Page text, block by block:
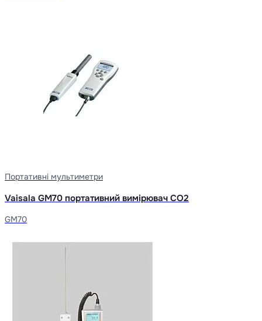
Портативні мультиметри
Vaisala GM70 портативний вимірювач CO2
GM70